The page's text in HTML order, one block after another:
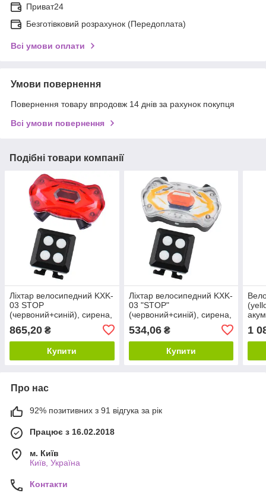
Приват24
Безготівковий розрахунок (Передоплата)
Всі умови оплати
Умови повернення
Повернення товару впродовж 14 днів за рахунок покупця
Всі умови повернення
Подібні товари компанії
Ліхтар велосипедний KXK-
03 STOP
(червоний+синій), сирена,
2LASER, із зазначенням
поворотів
865,20 ₴
Купити
Ліхтар велосипедний KXK-
03 "STOP"
(червоний+синій), сирена,
2LASER, із зазначенням
поворотів
534,06₴
Купити
ЗУ
1
Про нас
92% позитивних з 91 відгука за рік
Працює з 16.02.2018
м. Київ
Київ, Україна
Контакти